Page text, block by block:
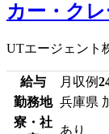
カー・ク
UTエージェント
給与 月収例
勤務地 兵庫県
寮・社
あり